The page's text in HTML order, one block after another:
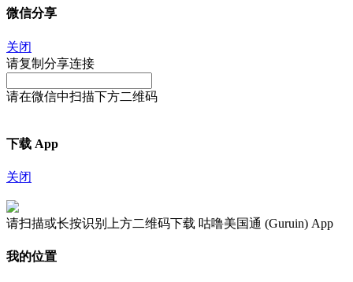
微信分享
关闭
请复制分享连接
请在微信中扫描下方二维码
下载 App
关闭
请扫描或长按识别上方二维码下载 咕噜美国通 (Guruin) App
我的位置